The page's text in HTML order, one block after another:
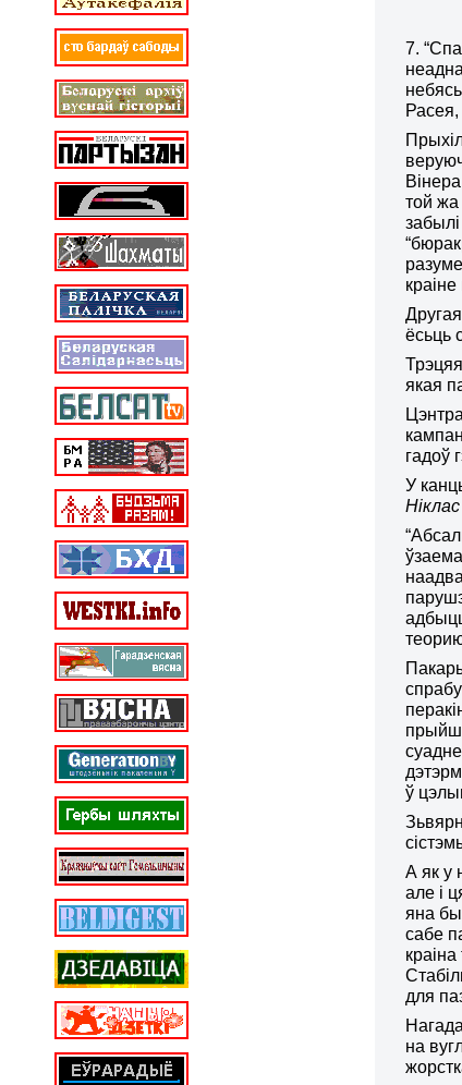
7.
той жа
ёсьць
якая
гадоў
У
ў
А як у
але і
яна
сабе
для
на